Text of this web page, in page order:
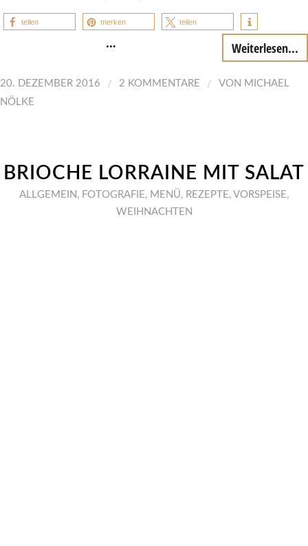
teilen merken teilen
… Weiterlesen...
20. DEZEMBER 2016 / 2 KOMMENTARE / VON MICHAEL
NÖLKE
BRIOCHE LORRAINE MIT SALAT
ALLGEMEIN , FOTOGRAFIE, MENÜ, REZEPTE, VORSPEISE,
WEIHNACHTEN